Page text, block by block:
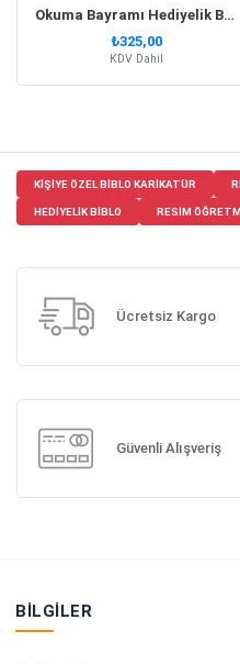
Okuma Bayramı Hediyelik Biblo Erkek Model 1
₺325,00
KDV Dahil
KIŞIYE ÖZEL BIBLO KARIKATÜR
HEDIYELIK BIBLO RESIM
Ücretsiz Kargo
Güvenli Alışveriş
BILGILER